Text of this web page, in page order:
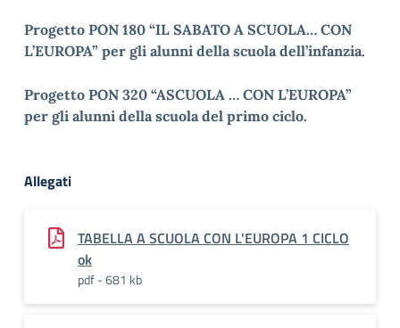
Progetto PON 180 “IL SABATO A SCUOLA… CON
L’EUROPA” per gli alunni della scuola dell’infanzia.
Progetto PON 320 “ASCUOLA … CON L’EUROPA”
per gli alunni della scuola del primo ciclo.
Allegati
TABELLA A SCUOLA CON L'EUROPA 1 CICLO
ok
pdf - 681 kb